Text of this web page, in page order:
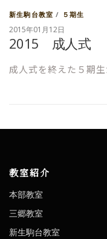
新生駒台教室 / ５期生
2015年01月12日
2015 成人式
成人式を終えた５期
教室紹介
本部教室
三郷教室
新生駒台教室